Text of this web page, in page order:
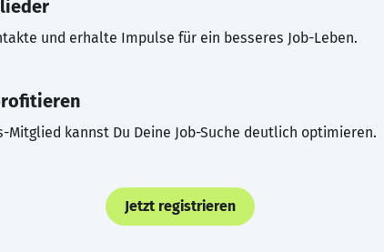
und erhalte Impulse für ein besseres Job-Leben.
Mitglied kannst Du Deine Job-Suche deutlich optimieren.
Jetzt registrieren